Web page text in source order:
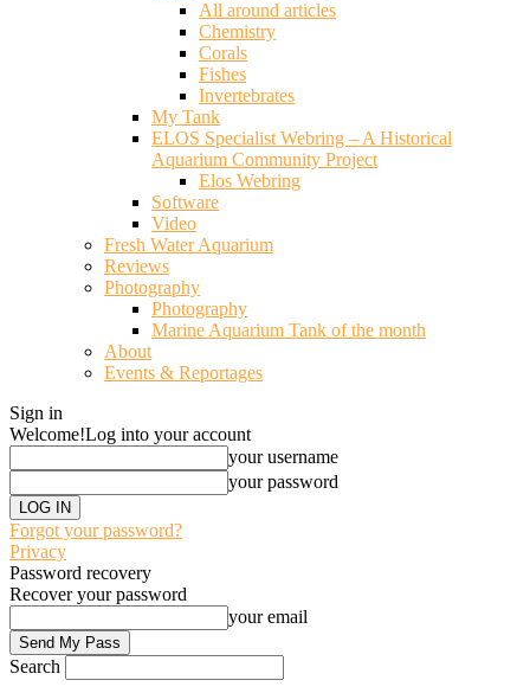
All around articles
Chemistry
Corals
Fishes
Invertebrates
My Tank
ELOS Specialist Webring – A Historical
Aquarium Community Project
Elos Webring
Software
Video
Fresh Water Aquarium
Reviews
Photography
Photography
Marine Aquarium Tank of the month
About
Events & Reportages
Sign in
Welcome!Log into your account
your username
your password
Forgot your password?
Privacy
Password recovery
Recover your password
your email
Search